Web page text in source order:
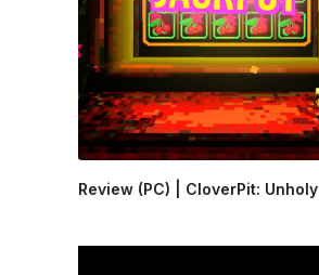
Review (PC) | CloverPit: Unholy